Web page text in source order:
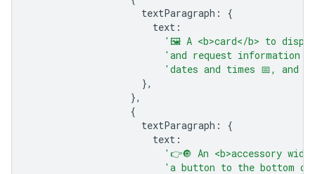
textParagraph :
{
text :
'🖼️ A <b>card</b> to
'and request information
'dates and times 📅, and
},
},
{
textParagraph :
{
text :
'👉🔘 An <b>accessory
'a button to the bottom of